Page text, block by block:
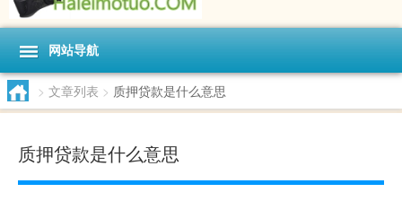
网站导航
> 文章列表 > 质押贷款是什么意思
质押贷款是什么意思